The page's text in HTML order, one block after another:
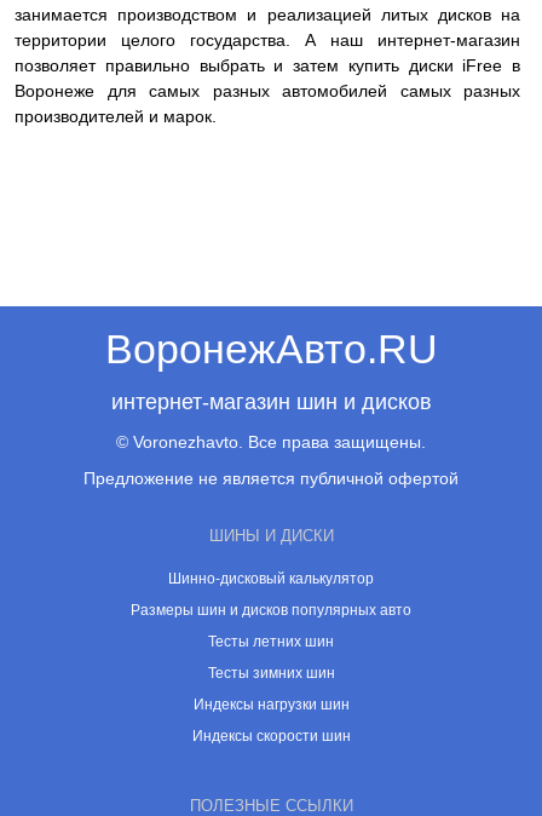
занимается производством и реализацией литых дисков на
территории целого государства. А наш интернет-магазин
позволяет правильно выбрать и затем купить диски iFree в
Воронеже для самых разных автомобилей самых разных
производителей и марок.
ВоронежАвто.RU
интернет-магазин шин и дисков
© Voronezhavto. Все права защищены.
Предложение не является публичной офертой
ШИНЫ И ДИСКИ
Шинно-дисковый калькулятор
Размеры шин и дисков популярных авто
Тесты летних шин
Тесты зимних шин
Индексы нагрузки шин
Индексы скорости шин
ПОЛЕЗНЫЕ ССЫЛКИ